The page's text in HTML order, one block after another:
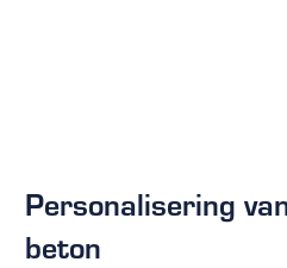
Personalisering
beton